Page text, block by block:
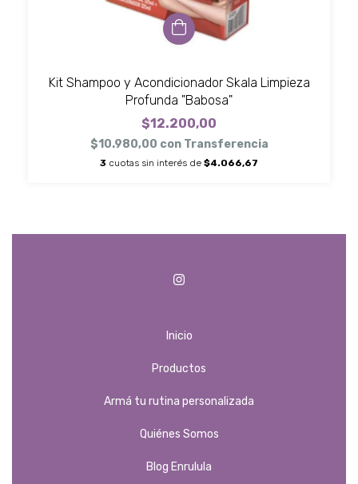
Kit Shampoo y Acondicionador Skala Limpieza
Profunda "Babosa"
$12.200,00
$10.980,00 con Transferencia
3 cuotas sin interés de $4.066,67
Inicio
Productos
Armá tu rutina personalizada
Quiénes Somos
Blog Enrulula